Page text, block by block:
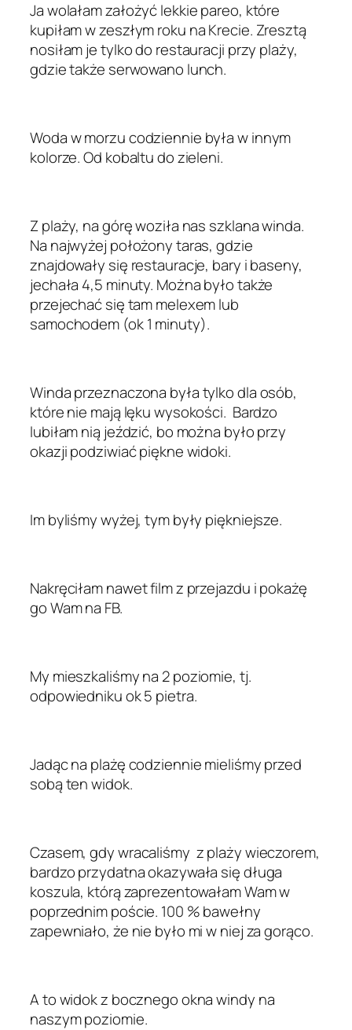
Ja wolałam założyć lekkie pareo, które
kupiłam w zeszłym roku na Krecie. Zresztą
nosiłam je tylko do restauracji przy plaży,
gdzie także serwowano lunch.
Woda w morzu codziennie była w innym
kolorze. Od kobaltu do zieleni.
Z plaży, na górę woziła nas szklana winda.
Na najwyżej położony taras, gdzie
znajdowały się restauracje, bary i baseny,
jechała 4,5 minuty. Można było także
przejechać się tam melexem lub
samochodem (ok 1 minuty).
Winda przeznaczona była tylko dla osób,
które nie mają lęku wysokości. Bardzo
lubiłam nią jeździć, bo można było przy
okazji podziwiać piękne widoki.
Im byliśmy wyżej, tym były piękniejsze.
Nakręciłam nawet film z przejazdu i pokażę
go Wam na FB.
My mieszkaliśmy na 2 poziomie, tj.
odpowiedniku ok 5 pietra.
Jadąc na plażę codziennie mieliśmy przed
sobą ten widok.
Czasem, gdy wracaliśmy z plaży wieczorem,
bardzo przydatna okazywała się długa
koszula, którą zaprezentowałam Wam w
poprzednim poście. 100 % bawełny
zapewniało, że nie było mi w niej za gorąco.
A to widok z bocznego okna windy na
naszym poziomie.